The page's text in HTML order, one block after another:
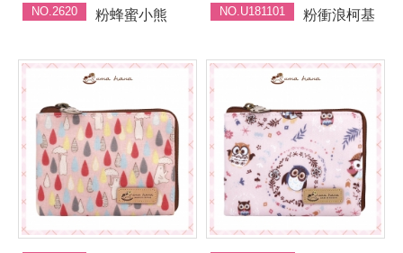
NO.2620 粉蜂蜜小熊 NO.U181101 粉衝浪柯基